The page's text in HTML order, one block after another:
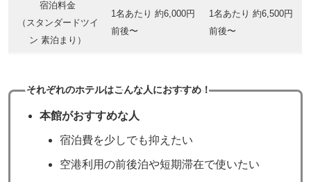
宿泊料金
（スタンダードツイ
ン 素泊まり）
1名あたり 約6,000円
前後〜
1名あたり 約6,500円
前後〜
それぞれのホテルはこんな人におすすめ！
本館がおすすめな人
宿泊費を少しでも抑えたい
空港利用の前後泊や短期滞在で使いたい